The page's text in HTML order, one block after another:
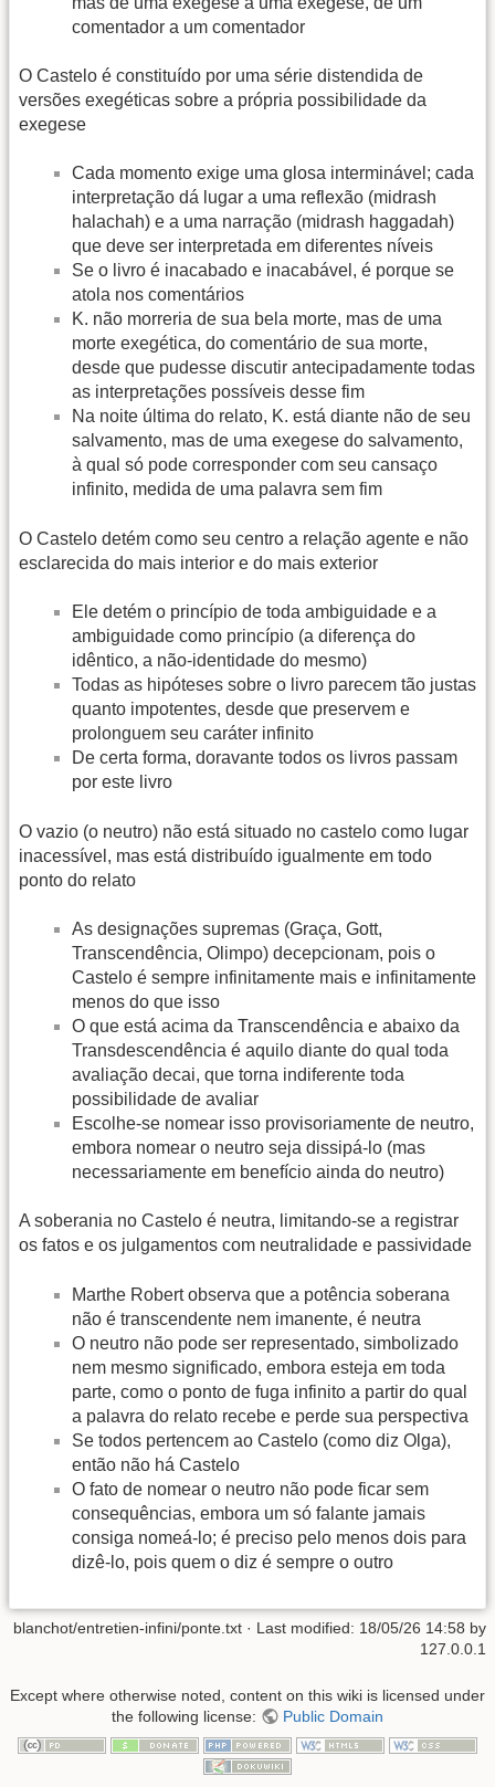
comentador a um comentador
O Castelo é constituído por uma série distendida de
versões exegéticas sobre a própria possibilidade da
exegese
Cada momento exige uma glosa interminável; cada
interpretação dá lugar a uma reflexão (midrash
halachah) e a uma narração (midrash haggadah)
que deve ser interpretada em diferentes níveis
Se o livro é inacabado e inacabável, é porque se
atola nos comentários
K. não morreria de sua bela morte, mas de uma
morte exegética, do comentário de sua morte,
desde que pudesse discutir antecipadamente todas
as interpretações possíveis desse fim
Na noite última do relato, K. está diante não de seu
salvamento, mas de uma exegese do salvamento,
à qual só pode corresponder com seu cansaço
infinito, medida de uma palavra sem fim
O Castelo detém como seu centro a relação agente e não
esclarecida do mais interior e do mais exterior
Ele detém o princípio de toda ambiguidade e a
ambiguidade como princípio (a diferença do
idêntico, a não-identidade do mesmo)
Todas as hipóteses sobre o livro parecem tão justas
quanto impotentes, desde que preservem e
prolonguem seu caráter infinito
De certa forma, doravante todos os livros passam
por este livro
O vazio (o neutro) não está situado no castelo como lugar
inacessível, mas está distribuído igualmente em todo
ponto do relato
As designações supremas (Graça, Gott,
Transcendência, Olimpo) decepcionam, pois o
Castelo é sempre infinitamente mais e infinitamente
menos do que isso
O que está acima da Transcendência e abaixo da
Transdescendência é aquilo diante do qual toda
avaliação decai, que torna indiferente toda
possibilidade de avaliar
Escolhe-se nomear isso provisoriamente de neutro,
embora nomear o neutro seja dissipá-lo (mas
necessariamente em benefício ainda do neutro)
A soberania no Castelo é neutra, limitando-se a registrar
os fatos e os julgamentos com neutralidade e passividade
Marthe Robert observa que a potência soberana
não é transcendente nem imanente, é neutra
O neutro não pode ser representado, simbolizado
nem mesmo significado, embora esteja em toda
parte, como o ponto de fuga infinito a partir do qual
a palavra do relato recebe e perde sua perspectiva
Se todos pertencem ao Castelo (como diz Olga),
então não há Castelo
O fato de nomear o neutro não pode ficar sem
consequências, embora um só falante jamais
consiga nomeá-lo; é preciso pelo menos dois para
dizê-lo, pois quem o diz é sempre o outro
blanchot/entretien-infini/ponte.txt · Last modified: 18/05/26 14:58 by
127.0.0.1
Except where otherwise noted, content on this wiki is licensed under
the following license:
Public Domain